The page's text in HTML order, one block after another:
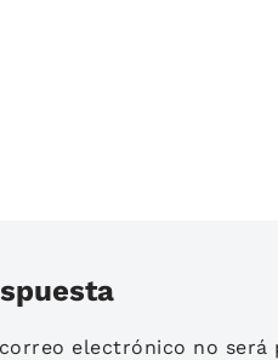
electrónico no será